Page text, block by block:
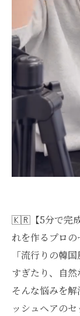
🇰🇷【5分で完成
れを作るプロ
「流行りの韓
すぎたり、自
そんな悩みを
ッシュヘアの